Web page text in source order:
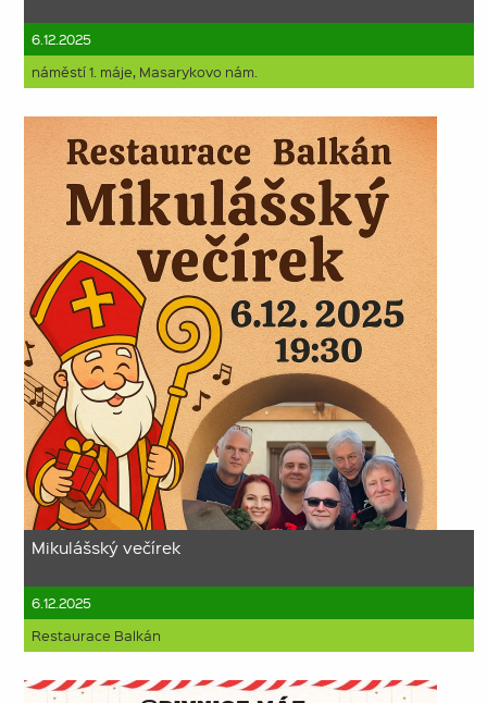
6.12.2025
náměstí 1. máje, Masarykovo nám.
Mikulášský večírek
6.12.2025
Restaurace Balkán